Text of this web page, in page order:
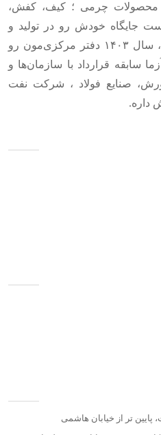
تولید محصولات چرمی ؛ کیف، کفش،
جایگاه خودش رو در تولید و
صنعت خرده فروشی ارتقا بده، سال ۱۴۰۳ دفتر مرکزی‌مون رو
سابقه قرارداد با سازمان‌ها و
صنایع فولاد ، شرکت نفت
داره.
تر از خیابان هاشمی